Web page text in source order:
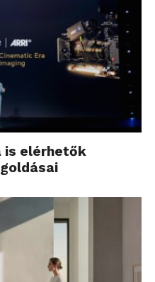
is elérhetők